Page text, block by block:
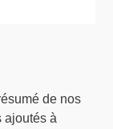
de nos
ajoutés à